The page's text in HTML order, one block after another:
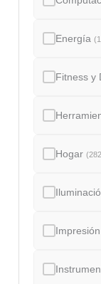
Energía
Fitness y
Hogar